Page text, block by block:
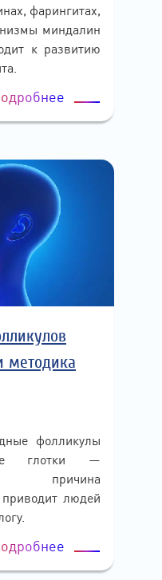
фарингитах,
миндалин
к развитию
методика
фолликулы
глотки —
причина
людей